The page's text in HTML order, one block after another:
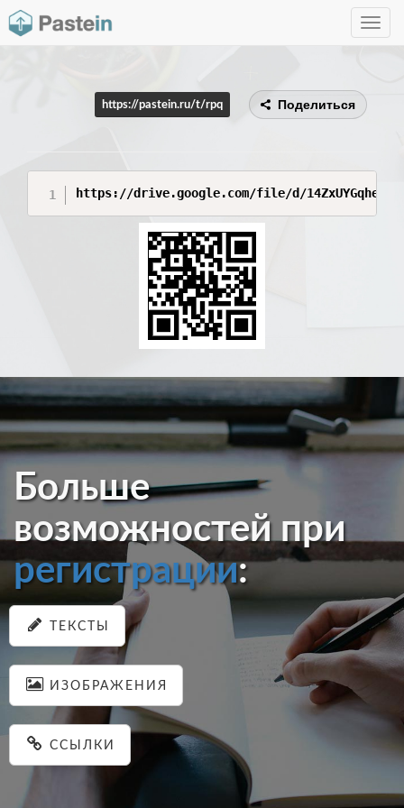
Toggle
https://pastein.ru/t/rpq Поделиться
https://drive.google.com/file/d/
Больше
возможностей при
регистрации:
ТЕКСТЫ
ИЗОБРАЖЕНИЯ
ССЫЛКИ